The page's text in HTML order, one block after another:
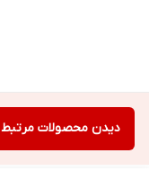
دیدن محصولات مرتبط